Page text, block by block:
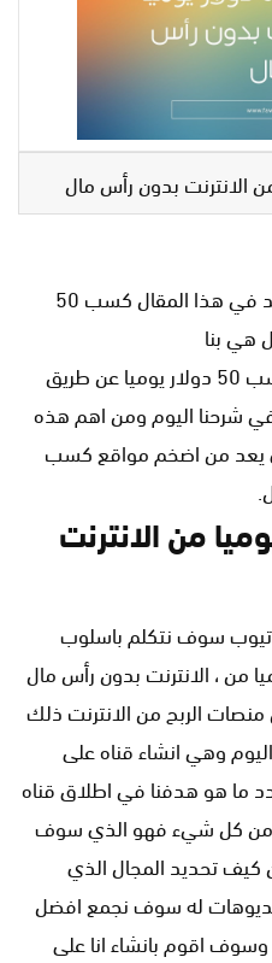
كيف تربح المال من الانترنت، نريد في هذا المقال كسب 50
هي بنا
نتعرف على الطريق الصحيح لكسب 50 دولار يوميا عن طريق
اليوم ومن اهم هذه
يعد من اضخم مواقع كسب
دولار يوميا من الانترنت
سوف نتكلم باسلوب
تربح 50$ يوميا من ، الانترنت بدون رأس مال
الربح من الانترنت ذلك
وهي انشاء قناه على
ما هو هدفنا في اطلاق قناه
من كل شيء فهو الذي سوف
كيف تحديد المجال الذي
له سوف نجمع افضل
وسوف اقوم بانشاء انا على